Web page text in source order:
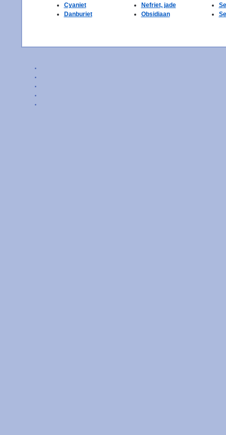
Cyaniet
Danburiet
Nefriet, jade
Obsidiaan